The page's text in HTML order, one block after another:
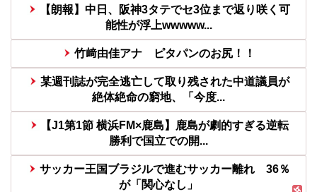
【朗報】中日、阪神3タテでセ3位まで返り咲く可
能性が浮上wwwww...
竹﨑由佳アナ ピタパンのお尻！！
某週刊誌が完全逃亡して取り残された中道議員が
絶体絶命の窮地、「今度...
【J1第1節 横浜FM×鹿島】鹿島が劇的すぎる逆転
勝利で国立での開...
サッカー王国ブラジルで進むサッカー離れ 36％
が「関心なし」